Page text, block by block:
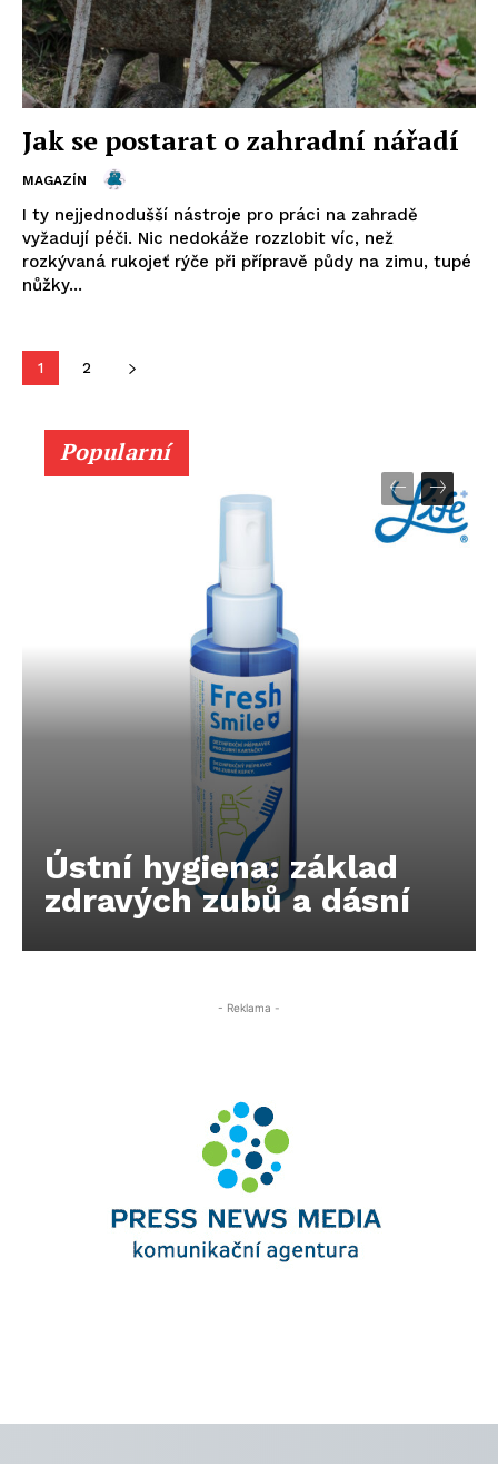
Jak se postarat o zahradní nářadí
MAGAZÍN
I ty nejjednodušší nástroje pro práci na zahradě
vyžadují péči. Nic nedokáže rozzlobit víc, než
rozkývaná rukojeť rýče při přípravě půdy na zimu, tupé
nůžky...
1 2
Popularní
Ústní hygiena: základ
zdravých zubů a dásní
- Reklama -